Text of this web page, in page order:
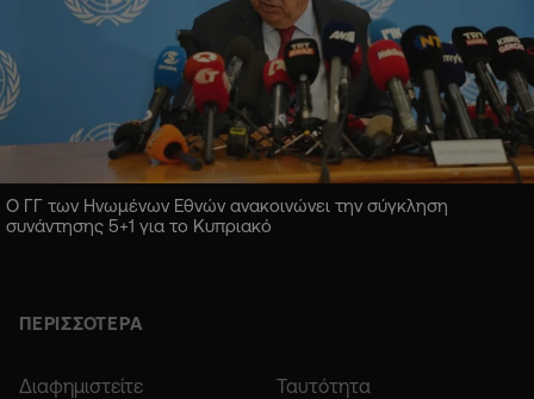
Ο ΓΓ των Ηνωμένων Εθνών ανακοινώνει την σύγκληση
συνάντησης 5+1 για το Κυπριακό
ΠΕΡΙΣΣΟΤΕΡΑ
Διαφημιστείτε Ταυτότητα